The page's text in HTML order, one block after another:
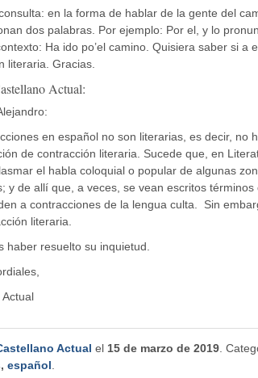
en la forma de hablar de la gente del
dos palabras. Por ejemplo: Por el, y lo
Ha ido po’el camino. Quisiera saber si a
literaria. Gracias.
Actual:
en español no son literarias, es decir, no
de contracción literaria. Sucede que, en
el habla coloquial o popular de algunas
y de allí que, a veces, se vean escritos
a contracciones de la lengua culta. Sin
literaria.
haber resuelto su inquietud.
Actual el 15 de marzo de 2019.
, español